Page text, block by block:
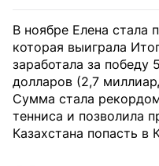
В ноябре Елена стала
которая выиграла
заработала за
долларов (2,7
Сумма стала
тенниса и позволила
Казахстана попасть в